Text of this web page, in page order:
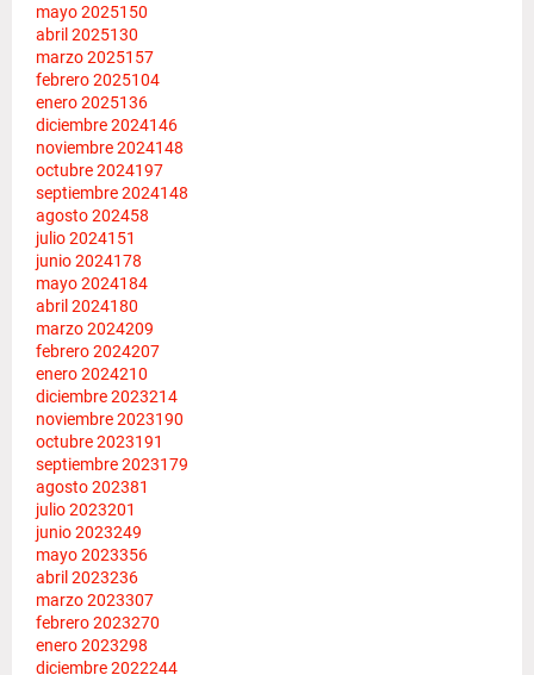
mayo 2025150
abril 2025130
marzo 2025157
febrero 2025104
enero 2025136
diciembre 2024146
noviembre 2024148
octubre 2024197
septiembre 2024148
agosto 202458
julio 2024151
junio 2024178
mayo 2024184
abril 2024180
marzo 2024209
febrero 2024207
enero 2024210
diciembre 2023214
noviembre 2023190
octubre 2023191
septiembre 2023179
agosto 202381
julio 2023201
junio 2023249
mayo 2023356
abril 2023236
marzo 2023307
febrero 2023270
enero 2023298
diciembre 2022244